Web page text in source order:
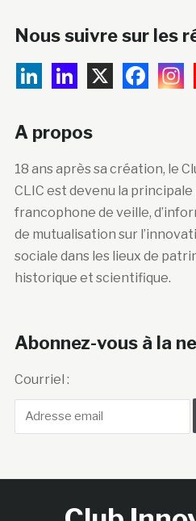
Nous suivre sur les
A propos
18 ans après sa création, le
CLIC est devenu la
francophone de veille,
de mutualisation sur
sociale dans les lieux de
historique et scientifique.
Abonnez-vous à la
Courriel :